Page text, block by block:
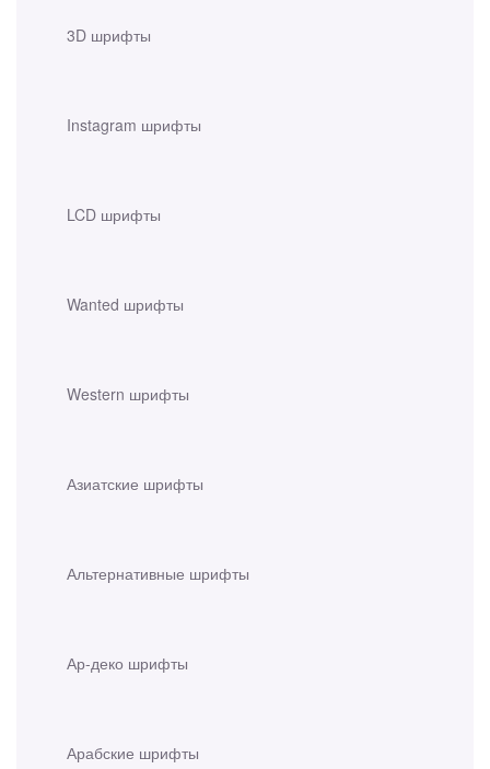
3D шрифты
Instagram шрифты
LCD шрифты
Wanted шрифты
Western шрифты
Азиатские шрифты
Альтернативные шрифты
Ар-деко шрифты
Арабские шрифты